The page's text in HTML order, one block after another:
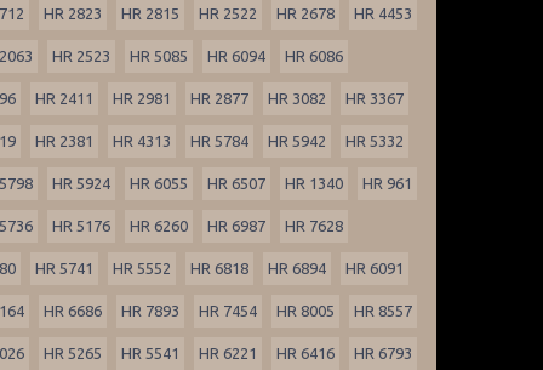
HR 2823 HR 2815 HR 2522 HR 2678 HR 4453
HR 2523 HR 5085 HR 6094 HR 6086
HR 2411 HR 2981 HR 2877 HR 3082 HR 3367
HR 2381 HR 4313 HR 5784 HR 5942 HR 5332
HR 5924 HR 6055 HR 6507 HR 1340 HR 961
HR 5176 HR 6260 HR 6987 HR 7628
HR 5741 HR 5552 HR 6818 HR 6894 HR 6091
HR 6686 HR 7893 HR 7454 HR 8005 HR 8557
HR 5265 HR 5541 HR 6221 HR 6416 HR 6793